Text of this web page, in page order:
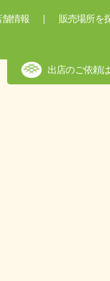
舗情報 販売場所を
出店のご依頼